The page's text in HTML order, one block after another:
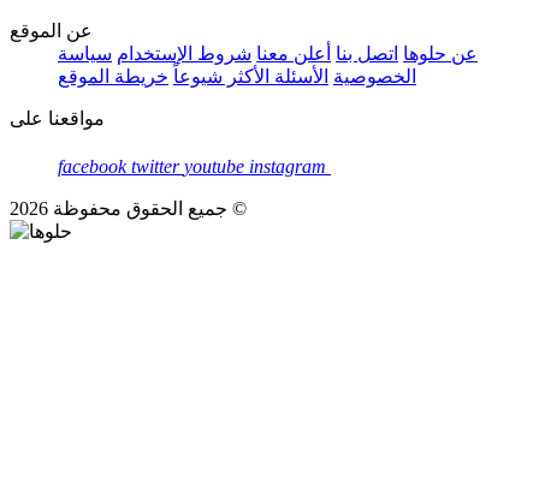
عن الموقع
عن حلوها اتصل بنا أعلن معنا شروط الإستخدام سياسة
الخصوصية الأسئلة الأكثر شيوعاً خريطة الموقع
مواقعنا على
facebook twitter youtube instagram
جميع الحقوق محفوظة 2026 ©